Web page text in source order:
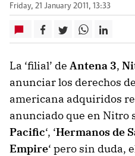
Friday, 21 January 2011, 13:33
La ‘filial’ de Antena 3,
anunciar los derechos
americana adquiridos
anunciado que en Nitro
Pacific‘, ‘Hermanos de
Empire‘ pero sin duda,